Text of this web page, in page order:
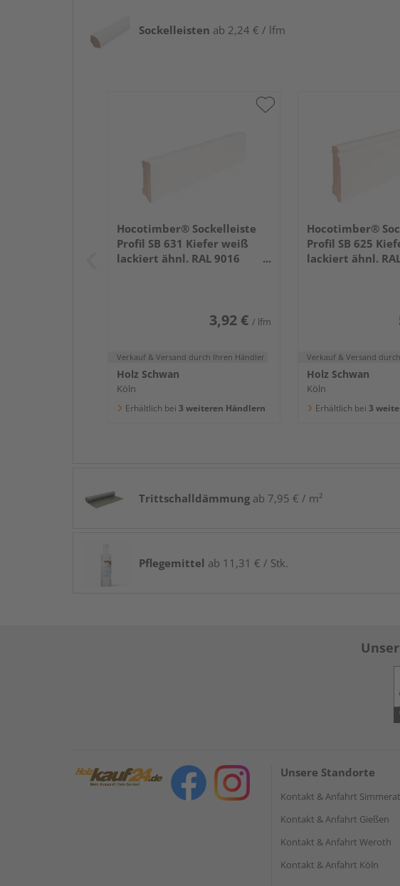
Sockelleisten ab 2,24 € / lfm
Hocotimber® Sockelleiste
Profil SB 631 Kiefer weiß
lackiert ähnl. RAL 9016
3,92 € / lfm
Verkauf & Versand durch Ihren Händler
Holz Schwan
Köln
Erhältlich bei 3 weiteren Händlern
Hocotimber®
Profil SB 625
lackiert ähnl.
Verkauf & Versand
Holz Schwan
Köln
Erhältlich bei 3
Trittschalldämmung ab 7,95 € / m²
Pflegemittel ab 11,31 € / Stk.
Unsere Standorte
Kontakt & Anfahrt
Kontakt & Anfahrt Gießen
Kontakt & Anfahrt Weroth
Kontakt & Anfahrt Köln